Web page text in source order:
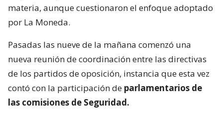
materia, aunque cuestionaron el enfoque adoptado
por La Moneda.
Pasadas las nueve de la mañana comenzó una
nueva reunión de coordinación entre las directivas
de los partidos de oposición, instancia que esta vez
contó con la participación de parlamentarios de
las comisiones de Seguridad.